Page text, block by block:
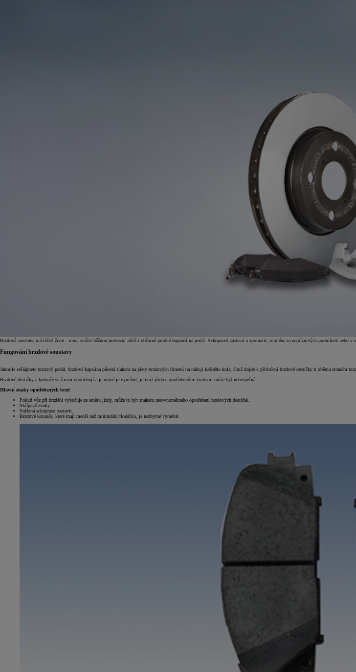
Od399 000 Kč s DPH
vč. zvýhodnění
20 000 Kč
a bonusu za výkup
50 000 Kč
Yaris Cross
HYBRID
Brzdová soustava má těžký život - musí snášet běžnou provozní zátěž i občasné prudké dupnutí na pedál. Schopnost zastavit a zpomalit, zejména za nepříznivých podmínek
Fungování brzdové soustavy
Jakmile sešlápnete brzdový pedál, brzdová kapalina působí tlakem na písty brzdových třmenů na náboji každého kola, čímž dojde k přitlačení brzdové destičky k oběma stranám
Brzdové destičky a kotouče se časem opotřebují a je nutné je vyměnit, jelikož jízda s opotřebenými brzdami může být nebezpečná.
Hlavní znaky opotřebených brzd
Pokud vůz při brzdění vybočuje ze směru jízdy, může to být znakem nerovnoměrného opotřebení brzdových destiček.
Skřípavé zvuky.
Snížená schopnost zastavit.
Brzdové kotouče, které mají menší než minimální tloušťku, je nezbytné vyměnit.